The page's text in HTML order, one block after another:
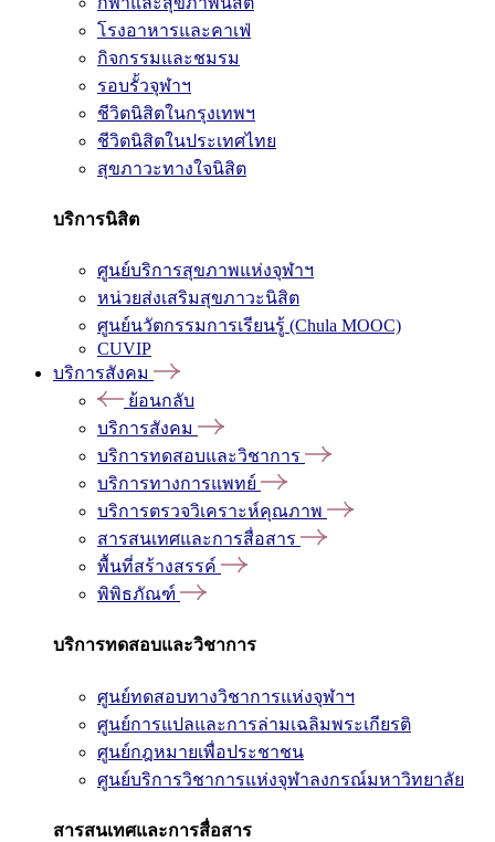
โรงอาหารและคาเฟ่
กิจกรรมและชมรม
รอบรั้วจุฬาฯ
ชีวิตนิสิตในกรุงเทพฯ
ชีวิตนิสิตในประเทศไทย
สุขภาวะทางใจนิสิต
บริการนิสิต
ศูนย์บริการสุขภาพแห่งจุฬาฯ
หน่วยส่งเสริมสุขภาวะนิสิต
ศูนย์นวัตกรรมการเรียนรู้ (Chula MOOC)
CUVIP
บริการสังคม
ย้อนกลับ
บริการสังคม
บริการทดสอบและวิชาการ
บริการทางการแพทย์
บริการตรวจวิเคราะห์คุณภาพ
สารสนเทศและการสื่อสาร
พื้นที่สร้างสรรค์
พิพิธภัณฑ์
บริการทดสอบและวิชาการ
ศูนย์ทดสอบทางวิชาการแห่งจุฬาฯ
ศูนย์การแปลและการล่ามเฉลิมพระเกียรติ
ศูนย์กฎหมายเพื่อประชาชน
ศูนย์บริการวิชาการแห่งจุฬาลงกรณ์มหาวิทยาลัย
สารสนเทศและการสื่อสาร